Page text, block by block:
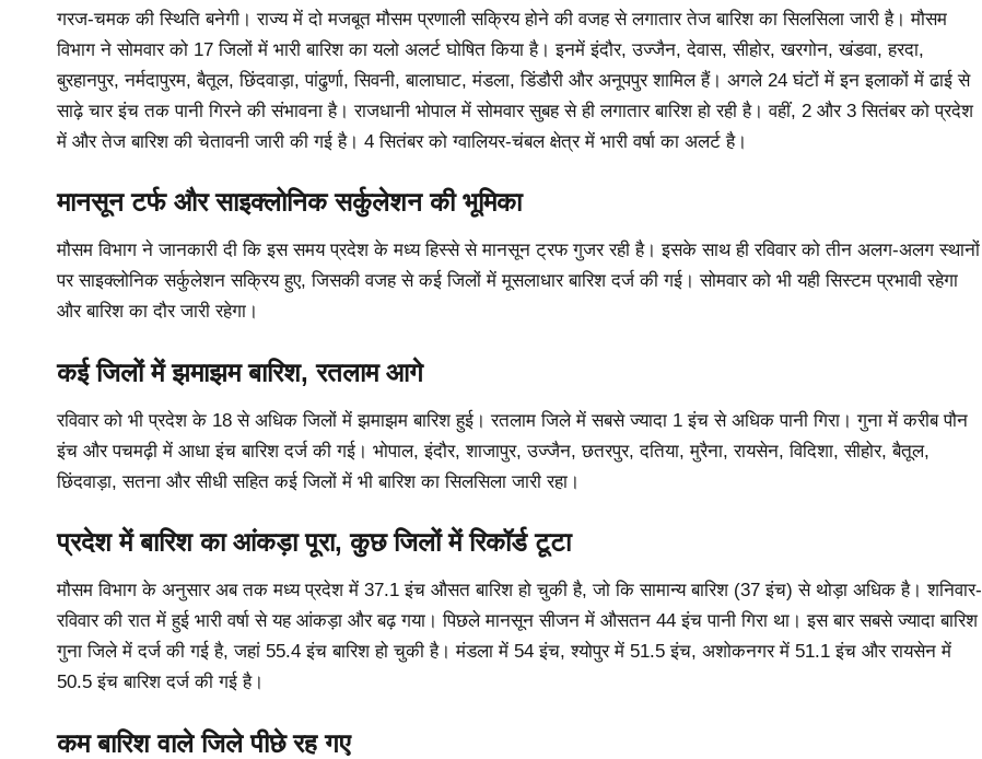
गरज-चमक की स्थिति बनेगी। राज्य में दो मजबूत मौसम प्रणाली सक्रिय होने की वजह से लगातार तेज बारिश का सिलसिला जारी है। मौसम
विभाग ने सोमवार को 17 जिलों में भारी बारिश का यलो अलर्ट घोषित किया है। इनमें इंदौर, उज्जैन, देवास, सीहोर, खरगोन, खंडवा, हरदा,
बुरहानपुर, नर्मदापुरम, बैतूल, छिंदवाड़ा, पांढुर्णा, सिवनी, बालाघाट, मंडला, डिंडौरी और अनूपपुर शामिल हैं। अगले 24 घंटों में इन इलाकों में ढाई से
साढ़े चार इंच तक पानी गिरने की संभावना है। राजधानी भोपाल में सोमवार सुबह से ही लगातार बारिश हो रही है। वहीं, 2 और 3 सितंबर को प्रदेश
में और तेज बारिश की चेतावनी जारी की गई है। 4 सितंबर को ग्वालियर-चंबल क्षेत्र में भारी वर्षा का अलर्ट है।
मानसून टर्फ और साइक्लोनिक सर्कुलेशन की भूमिका
मौसम विभाग ने जानकारी दी कि इस समय प्रदेश के मध्य हिस्से से मानसून ट्रफ गुजर रही है। इसके साथ ही रविवार को तीन अलग-अलग स्थानों
पर साइक्लोनिक सर्कुलेशन सक्रिय हुए, जिसकी वजह से कई जिलों में मूसलाधार बारिश दर्ज की गई। सोमवार को भी यही सिस्टम प्रभावी रहेगा
और बारिश का दौर जारी रहेगा।
कई जिलों में झमाझम बारिश, रतलाम आगे
रविवार को भी प्रदेश के 18 से अधिक जिलों में झमाझम बारिश हुई। रतलाम जिले में सबसे ज्यादा 1 इंच से अधिक पानी गिरा। गुना में करीब पौन
इंच और पचमढ़ी में आधा इंच बारिश दर्ज की गई। भोपाल, इंदौर, शाजापुर, उज्जैन, छतरपुर, दतिया, मुरैना, रायसेन, विदिशा, सीहोर, बैतूल,
छिंदवाड़ा, सतना और सीधी सहित कई जिलों में भी बारिश का सिलसिला जारी रहा।
प्रदेश में बारिश का आंकड़ा पूरा, कुछ जिलों में रिकॉर्ड टूटा
मौसम विभाग के अनुसार अब तक मध्य प्रदेश में 37.1 इंच औसत बारिश हो चुकी है, जो कि सामान्य बारिश (37 इंच) से थोड़ा अधिक है। शनिवार-
रविवार की रात में हुई भारी वर्षा से यह आंकड़ा और बढ़ गया। पिछले मानसून सीजन में औसतन 44 इंच पानी गिरा था। इस बार सबसे ज्यादा बारिश
गुना जिले में दर्ज की गई है, जहां 55.4 इंच बारिश हो चुकी है। मंडला में 54 इंच, श्योपुर में 51.5 इंच, अशोकनगर में 51.1 इंच और रायसेन में
50.5 इंच बारिश दर्ज की गई है।
कम बारिश वाले जिले पीछे रह गए